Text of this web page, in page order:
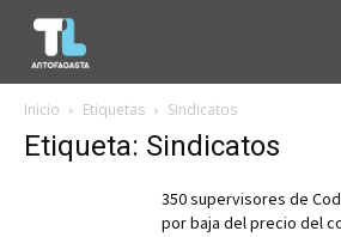
Inicio Etiquetas Sindicatos
Etiqueta: Sindicatos
350 supervisores de
por baja del precio del